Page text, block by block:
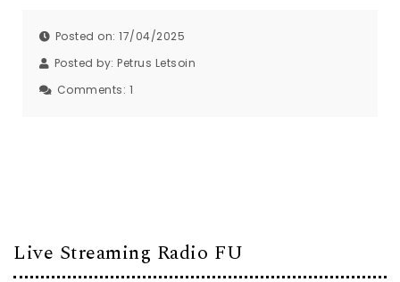
Posted on: 17/04/2025
Posted by: Petrus Letsoin
Comments: 1
Live Streaming Radio FU